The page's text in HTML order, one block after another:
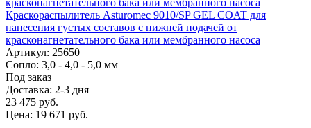
Краскораспылитель Asturomec 9010/SP GEL COAT для
нанесения густых составов с нижней подачей от
красконагнетательного бака или мембранного насоса
Артикул: 25650
Сопло: 3,0 - 4,0 - 5,0 мм
Под заказ
Доставка: 2-3 дня
23 475 руб.
Цена: 19 671 руб.